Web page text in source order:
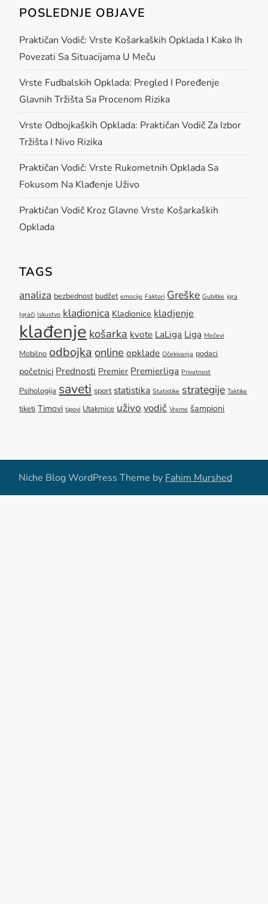
a
v
g
a
i
o
n
POSLEDNJE OBJAVE
Praktičan Vodič: Vrste Košarkaških Opklada I Kako Ih
Povezati Sa Situacijama U Meču
Vrste Fudbalskih Opklada: Pregled I Poređenje
Glavnih Tržišta Sa Procenom Rizika
Vrste Odbojkaških Opklada: Praktičan Vodič Za Izbor
Tržišta I Nivo Rizika
Praktičan Vodič: Vrste Rukometnih Opklada Sa
Fokusom Na Klađenje Uživo
Praktičan Vodič Kroz Glavne Vrste Košarkaških
Opklada
TAGS
analiza bezbednost budžet emocije Faktori Greške Gubitke igra
Igrači Iskustvo kladionica Kladionice kladjenje
klađenje košarka kvote LaLiga Liga Mečevi
Mobilno odbojka online opklade Očekivanja podaci
početnici Prednosti Premier Premierliga Privatnost
Psihologija saveti sport statistika Statistike strategije Taktike
tiketi Timovi tipovi Utakmice uživo vodič Vreme šampioni
Niche Blog WordPress Theme by Fahim Murshed